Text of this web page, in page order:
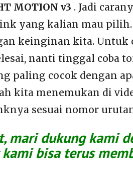
MOTION v3 . Jadi
yang kalian mau
keinginan kita. Untuk
nanti tinggal coba
paling cocok dengan
kita menemukan di
sesuai nomor
mari dukung kami
kami bisa terus